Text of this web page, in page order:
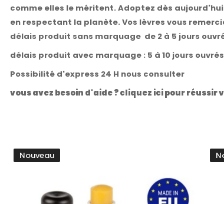
comme elles le méritent. Adoptez dès
en respectant la planète. Vos lèvres vous
délais produit sans marquage de 2 à 5 jours
délais produit avec marquage : 5 à 10 jours
Possibilité d'express 24 H nous consulter
vous avez besoin d'aide ? cliquez ici pour réussir
Nouveau